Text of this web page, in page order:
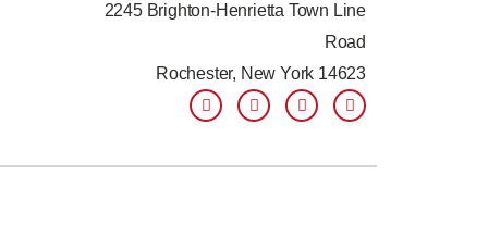
2245 Brighton-Henrietta Town Line
Road
Rochester, New York 14623
F
a
b
L
i
e
T
w
t
Y
o
u